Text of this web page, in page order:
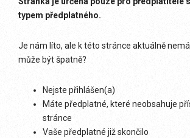
typem předplatného.
Je nám líto, ale k této stránce aktuálně
může být špatně?
Nejste přihlášen(a)
Máte předplatné, které neobsahuje
stránce
Vaše předplatné již skončilo